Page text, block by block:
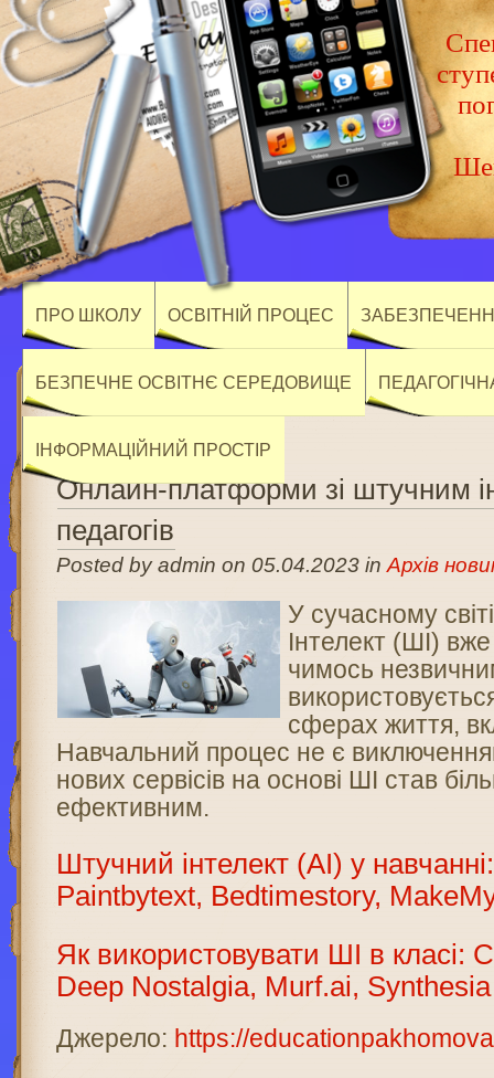
ПРО ШКОЛУ ОСВІТНІЙ ПРОЦЕС
БЕЗПЕЧНЕ ОСВІТНЄ СЕРЕДОВИЩЕ
ІНФОРМАЦІЙНИЙ ПРОСТІР
Онлайн-платформи зі штучним
педагогів
Posted by admin on 05.04.2023 inАрхів
У сучасному
Інтелект (ШІ)
чимось
сферах життя,
Навчальний процес не є
нових сервісів на основі ШІ став
ефективним.
Штучний інтелект (AI) у
Paintbytext, Bedtimestory,
Як використовувати ШІ в класі:
Deep Nostalgia, Murf.ai, Synthesia
Джерело: https://